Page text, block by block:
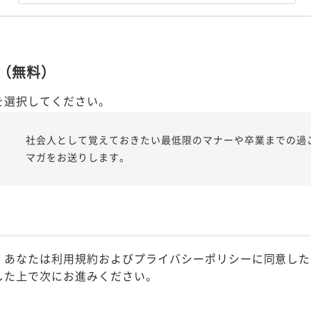
無料）
択してください。
社会人として覚えておきたい最低限のマナーや卒業までの
マガをお送りします。
なたは利用規約およびプライバシーポリシーに同意し
上で次にお進みください。